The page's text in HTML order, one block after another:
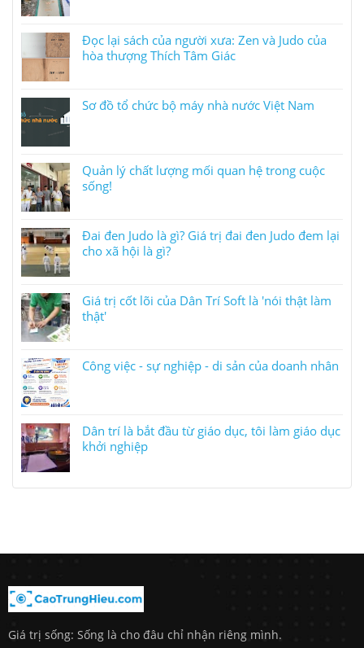
Đọc lại sách của người xưa: Zen và Judo của
hòa thượng Thích Tâm Giác
Sơ đồ tổ chức bộ máy nhà nước Việt Nam
Quản lý chất lượng mối quan hệ trong cuộc
sống!
Đai đen Judo là gì? Giá trị đai đen Judo đem lại
cho xã hội là gì?
Giá trị cốt lõi của Dân Trí Soft là 'nói thật làm
thật'
Công việc - sự nghiệp - di sản của doanh nhân
Dân trí là bắt đầu từ giáo dục, tôi làm giáo dục
khởi nghiệp
Giá trị sống: Sống là cho đâu chỉ nhận riêng mình.